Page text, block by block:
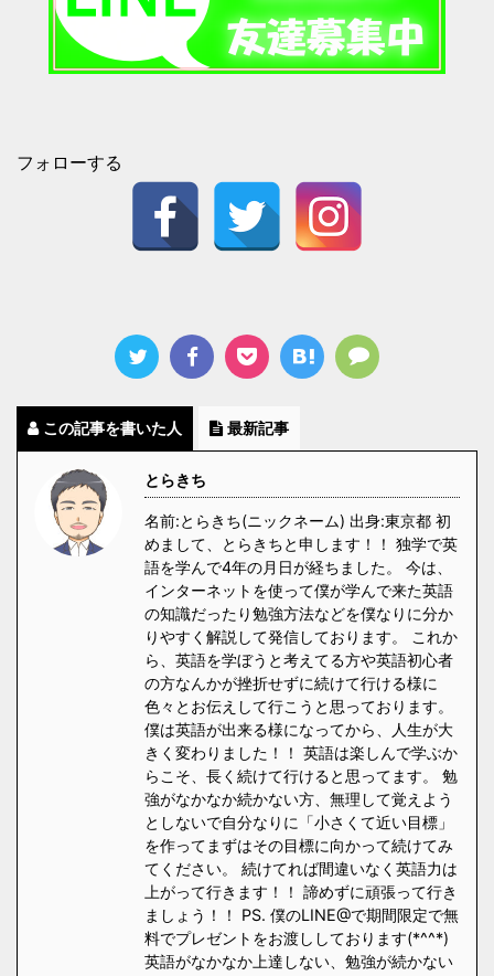
フォローする
この記事を書いた人 最新記事
とらきち
名前:とらきち(ニックネーム) 出身:東京都 初
めまして、とらきちと申します！！ 独学で英
語を学んで4年の月日が経ちました。 今は、
インターネットを使って僕が学んで来た英語
の知識だったり勉強方法などを僕なりに分か
りやすく解説して発信しております。 これか
ら、英語を学ぼうと考えてる方や英語初心者
の方なんかが挫折せずに続けて行ける様に
色々とお伝えして行こうと思っております。
僕は英語が出来る様になってから、人生が大
きく変わりました！！ 英語は楽しんで学ぶか
らこそ、長く続けて行けると思ってます。 勉
強がなかなか続かない方、無理して覚えよう
としないで自分なりに「小さくて近い目標」
を作ってまずはその目標に向かって続けてみ
てください。 続けてれば間違いなく英語力は
上がって行きます！！ 諦めずに頑張って行き
ましょう！！ PS. 僕のLINE@で期間限定で無
料でプレゼントをお渡ししております(*^^*)
英語がなかなか上達しない、勉強が続かない